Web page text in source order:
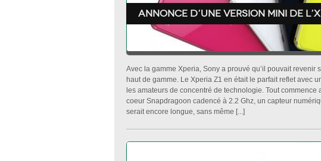
Annonce d’une version mini de
Avec la gamme Xperia, Sony a prouvé qu’il pouvait revenir
haut de gamme. Le Xperia Z1 en était le parfait reflet avec
les amateurs de concentré de technologie. Tout
coeur Snapdragoon cadencé à 2.2 Ghz, un capteur
serait encore longue, sans même [...]